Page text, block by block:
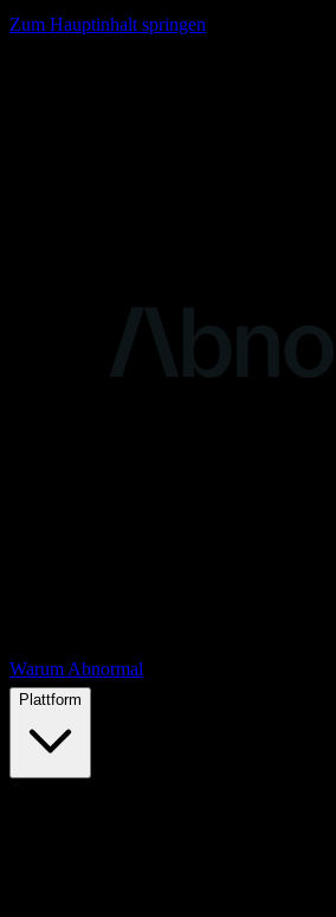
Zum Hauptinhalt springen
Warum Abnormal
Plattform